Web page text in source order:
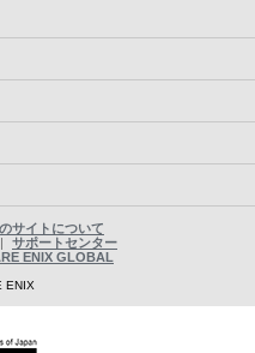
サイトについて
サポートセンター
ENIX GLOBAL
ENIX